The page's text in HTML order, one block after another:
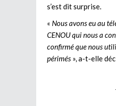
s’est dit surprise.
« Nous avons eu au
CENOU qui nous a
confirmé que nous
périmés », a-t-elle